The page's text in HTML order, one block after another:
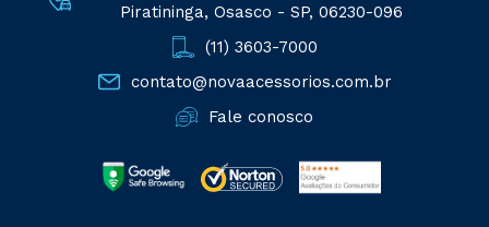
Piratininga, Osasco - SP, 06230-096
(11) 3603-7000
contato@novaacessorios.com.br
Fale conosco